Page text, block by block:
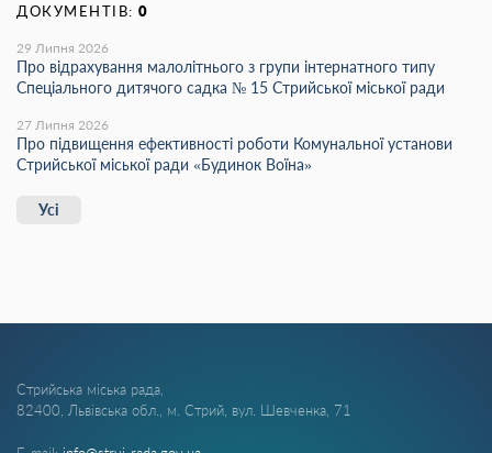
ДОКУМЕНТІВ: 0
29 Липня 2026
Про відрахування малолітнього з групи інтернатного типу
Спеціального дитячого садка № 15 Стрийської міської ради
27 Липня 2026
Про підвищення ефективності роботи Комунальної установи
Стрийської міської ради «Будинок Воїна»
Усі
Стрийська міська рада,
82400, Львівська обл., м. Стрий, вул. Шевченка, 71